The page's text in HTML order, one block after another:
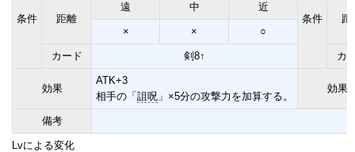
条件 条件
距離
遠 中
近
距
×
× ○
カード 剣8↑ カ
効果
ATK+3
相手の「 詛呪 」×5分の攻撃力を加算する。
効果
備考
Lvによる変化